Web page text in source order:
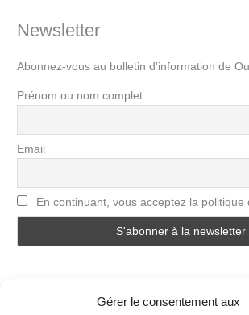
Gérer le consentement aux
Newsletter
Abonnez-vous au bulletin d'information de
Prénom ou nom complet
Email
En continuant, vous acceptez la politique